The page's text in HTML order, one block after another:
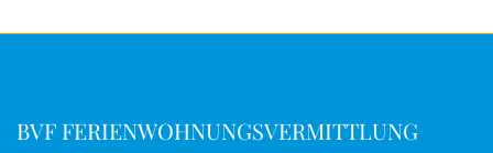
BVF FERIENWOHNUNGSVERMITTLUNG